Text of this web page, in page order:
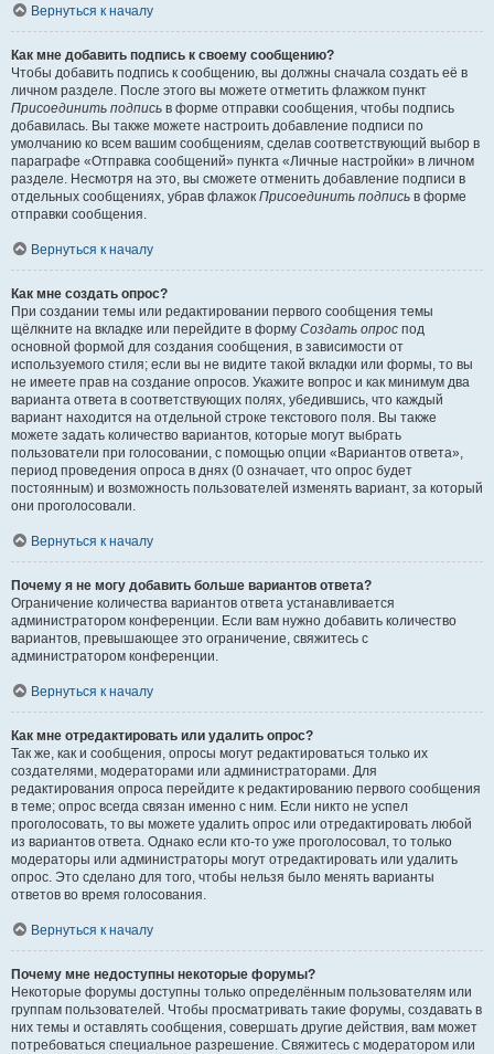
Вернуться к началу
Как мне добавить подпись к своему сообщению?
Чтобы добавить подпись к сообщению, вы должны сначала создать её в
личном разделе. После этого вы можете отметить флажком пункт
Присоединить подпись в форме отправки сообщения, чтобы подпись
добавилась. Вы также можете настроить добавление подписи по
умолчанию ко всем вашим сообщениям, сделав соответствующий выбор в
параграфе «Отправка сообщений» пункта «Личные настройки» в личном
разделе. Несмотря на это, вы сможете отменить добавление подписи в
отдельных сообщениях, убрав флажок Присоединить подпись в форме
отправки сообщения.
Вернуться к началу
Как мне создать опрос?
При создании темы или редактировании первого сообщения темы
щёлкните на вкладке или перейдите в форму Создать опрос под
основной формой для создания сообщения, в зависимости от
используемого стиля; если вы не видите такой вкладки или формы, то вы
не имеете прав на создание опросов. Укажите вопрос и как минимум два
варианта ответа в соответствующих полях, убедившись, что каждый
вариант находится на отдельной строке текстового поля. Вы также
можете задать количество вариантов, которые могут выбрать
пользователи при голосовании, с помощью опции «Вариантов ответа»,
период проведения опроса в днях (0 означает, что опрос будет
постоянным) и возможность пользователей изменять вариант, за который
они проголосовали.
Вернуться к началу
Почему я не могу добавить больше вариантов ответа?
Ограничение количества вариантов ответа устанавливается
администратором конференции. Если вам нужно добавить количество
вариантов, превышающее это ограничение, свяжитесь с
администратором конференции.
Вернуться к началу
Как мне отредактировать или удалить опрос?
Так же, как и сообщения, опросы могут редактироваться только их
создателями, модераторами или администраторами. Для
редактирования опроса перейдите к редактированию первого сообщения
в теме; опрос всегда связан именно с ним. Если никто не успел
проголосовать, то вы можете удалить опрос или отредактировать любой
из вариантов ответа. Однако если кто-то уже проголосовал, то только
модераторы или администраторы могут отредактировать или удалить
опрос. Это сделано для того, чтобы нельзя было менять варианты
ответов во время голосования.
Вернуться к началу
Почему мне недоступны некоторые форумы?
Некоторые форумы доступны только определённым пользователям или
группам пользователей. Чтобы просматривать такие форумы, создавать в
них темы и оставлять сообщения, совершать другие действия, вам может
потребоваться специальное разрешение. Свяжитесь с модератором или